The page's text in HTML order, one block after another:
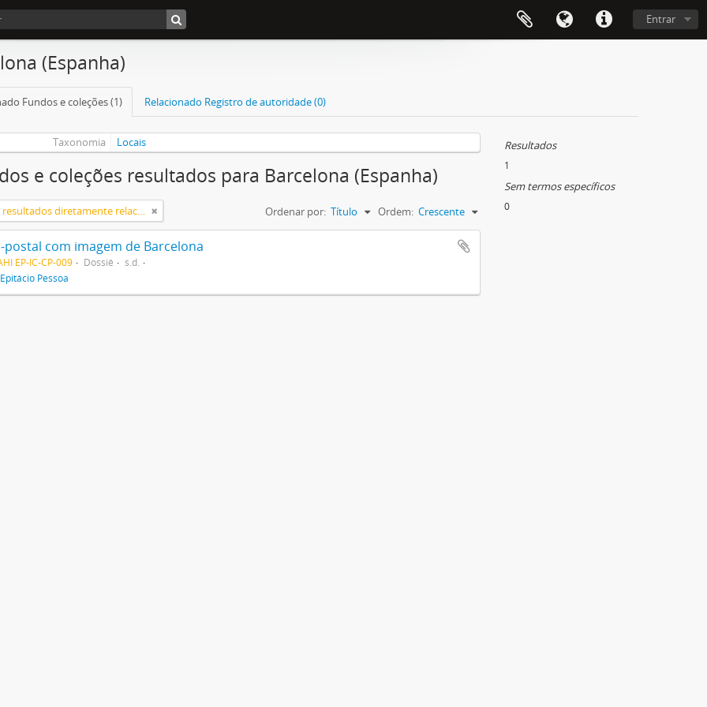
Entrar
(Espanha)
Fundos e coleções (1) Relacionado Registro de autoridade (0)
Taxonomia Locais
e coleções resultados para Barcelona (Espanha)
Somente resultados diretamente relacionados Ordenar por: Título Ordem: Crescente
postal com imagem de Barcelona
EP-IC-CP-009 Dossiê
s.d.
Epitácio Pessoa
Resultados
1
Sem termos específicos
0